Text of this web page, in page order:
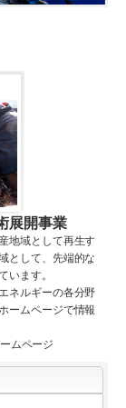
展開事業
地域として再生す
として、先端的な
います。
ネルギーの各分野
ームページで情報
ムページ